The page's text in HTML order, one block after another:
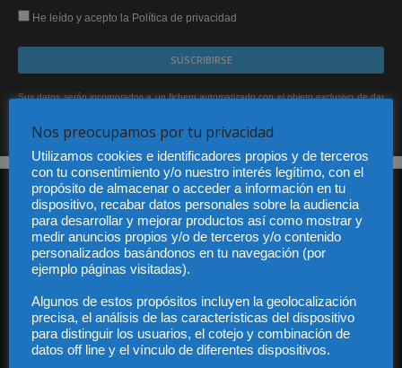
He leído y acepto la Política de privacidad
Sus datos serán incorporados a un fichero automatizado con el objeto exclusivo de dar
Quiénes somos
Legal
Privacidad
Nos preocupamos por tu privacidad
Utilizamos cookies e identificadores propios y de terceros
con tu consentimiento y/o nuestro interés legítimo, con el
propósito de almacenar o acceder a información en tu
dispositivo, recabar datos personales sobre la audiencia
para desarrollar y mejorar productos así como mostrar y
medir anuncios propios y/o de terceros y/o contenido
personalizados basándonos en tu navegación (por
ejemplo páginas visitadas).
Algunos de estos propósitos incluyen la geolocalización
precisa, el análisis de las características del dispositivo
para distinguir los usuarios, el cotejo y combinación de
datos off line y el vínculo de diferentes dispositivos.